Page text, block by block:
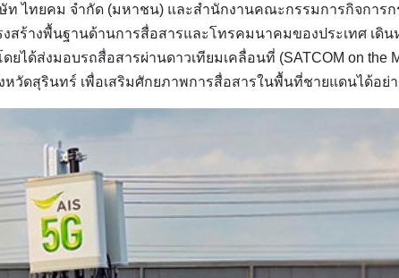
ไทยคม จำกัด (มหาชน) และสำนักงานคณะกรรมการกิจการก
ร้างพื้นฐานด้านการสื่อสารและโทรคมนาคมของประเทศ เดิ
ได้ส่งมอบรถสื่อสารผ่านดาวเทียมเคลื่อนที่ (SATCOM on the
วัดสุรินทร์ เพื่อเสริมศักยภาพการสื่อสารในพื้นที่ชายแดนได้อย่